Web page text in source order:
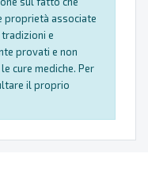
proprietà associate
e
provati e non
cure mediche. Per
il proprio